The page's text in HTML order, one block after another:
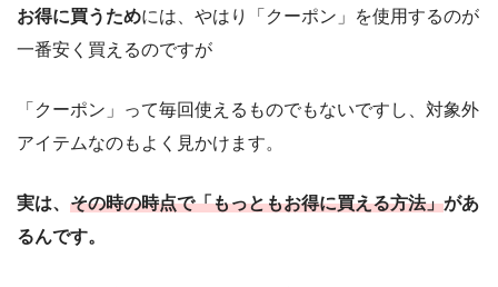
お得に買うためには、やはり「クーポン」を使用するのが
一番安く買えるのですが
「クーポン」って毎回使えるものでもないですし、対象外
アイテムなのもよく見かけます。
実は、 その時の時点で「もっともお得に買える方法」があ
るんです。